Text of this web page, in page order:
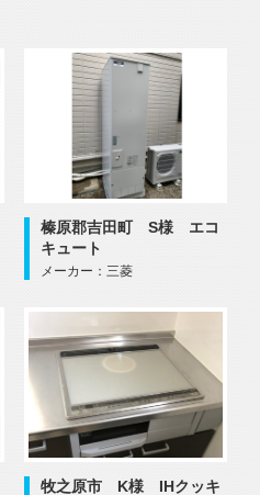
榛原郡吉田町 S様 エコ
キュート
メーカー：三菱
牧之原市 K様 IHクッキ